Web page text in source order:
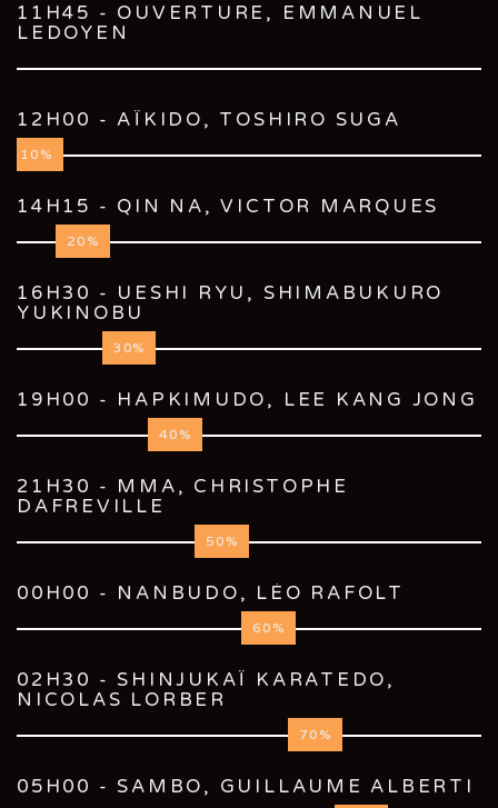
11H45 - OUVERTURE, EMMANUEL
LEDOYEN
12H00 - AÏKIDO, TOSHIRO SUGA
10
14H15 - QIN NA, VICTOR MARQUES
20
16H30 - UESHI RYU, SHIMABUKURO
YUKINOBU
30
19H00 - HAPKIMUDO, LEE KANG JONG
40
21H30 - MMA, CHRISTOPHE
DAFREVILLE
50
00H00 - NANBUDO, LÉO RAFOLT
60
02H30 - SHINJUKAÏ KARATEDO,
NICOLAS LORBER
70
05H00 - SAMBO, GUILLAUME ALBERTI